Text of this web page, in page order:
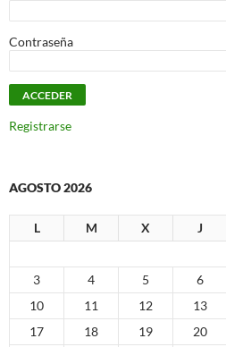
Contraseña
Registrarse
AGOSTO 2026
L M X J
3
4 5 6
10
11 12 13
17
18 19 20